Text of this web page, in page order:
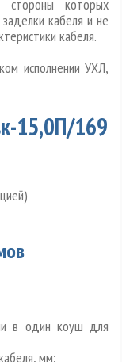
стороны которых
кабеля и не
кабеля.
исполнении УХЛ,
15,0П/169
в один коуш для
мм;